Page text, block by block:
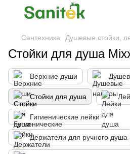
Сантехника Душевые стойки,
Стойки для душа
Верхние души
Стойки для душа
Гигиенические лейки
Держатели для ручного душа